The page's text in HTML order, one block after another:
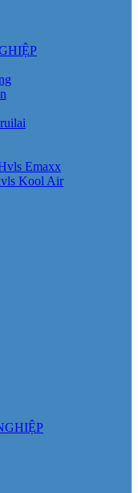
Emaxx
Kool Air